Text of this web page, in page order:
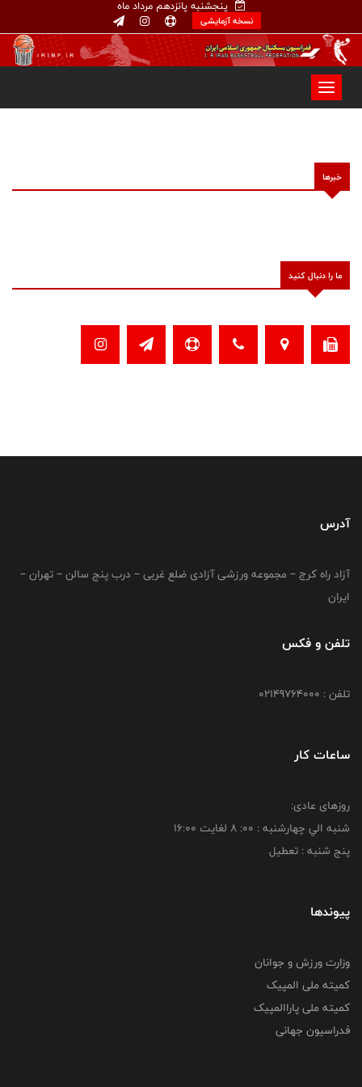
پنجشنبه پانزدهم مرداد ماه
نسخه آزمایشی
خبرها
ما را دنبال کنید
آدرس
آزاد راه کرج – مجموعه ورزشی آزادی ضلع غربی – درب پنج سالن – تهران –
ایران
تلفن و فکس
تلفن : 02149764000
ساعات کار
روزهای عادی:
شنبه الي چهارشنبه : 00: 8 لغايت 16:00
پنج شنبه : تعطیل
پیوندها
وزارت ورزش و جوانان
کمیته ملی المپیک
کمیته ملی پاراالمپیک
فدراسیون جهانی